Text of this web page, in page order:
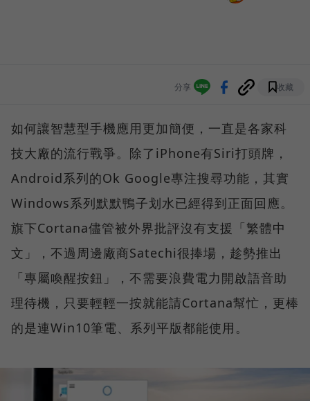
分享 收藏
如何讓智慧型手機應用更加簡便，一直是各家科
技大廠的流行戰爭。除了iPhone有Siri打頭牌，
Android系列的Ok Google專注搜尋功能，其實
Windows系列默默鴨子划水已經得到正面回應。
旗下Cortana儘管被外界批評沒有支援「繁體中
文」，不過周邊廠商Satechi很捧場，趁勢推出
「專屬喚醒按鈕」，不需要浪費電力開啟語音助
理待機，只要輕輕一按就能請Cortana幫忙，更棒
的是連Win10筆電、系列平版都能使用。